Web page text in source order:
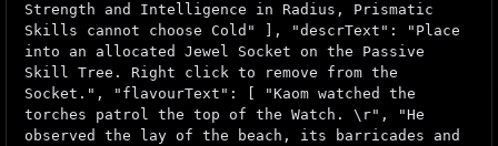
Strength and Intelligence in Radius, Prismatic
Skills cannot choose Cold" ], "descrText": "Place
into an allocated Jewel Socket on the Passive
Skill Tree. Right click to remove from the
Socket.", "flavourText": [ "Kaom watched the
torches patrol the top of the Watch. \r", "He
observed the lay of the beach, its barricades and